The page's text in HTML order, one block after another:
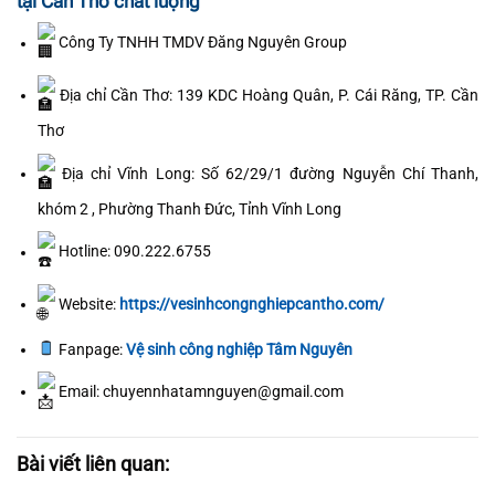
Công Ty TNHH TMDV Đăng Nguyên Group
Địa chỉ Cần Thơ: 139 KDC Hoàng Quân, P. Cái Răng, TP. Cần
Thơ
Địa chỉ Vĩnh Long: Số 62/29/1 đường Nguyễn Chí Thanh,
khóm 2 , Phường Thanh Đức, Tỉnh Vĩnh Long
Hotline: 090.222.6755
Website: https://vesinhcongnghiepcantho.com/
Fanpage:Vệ sinh công nghiệp Tâm Nguyên
Email: chuyennhatamnguyen@gmail.com
Bài viết liên quan: